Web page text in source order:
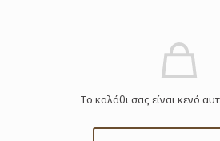
Το καλάθι σας είναι κενό